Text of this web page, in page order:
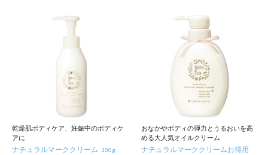
乾燥肌ボディケア、妊娠中のボディケ
アに
ナチュラルマーククリーム 150g
おなかやボディの弾力とうるおいを高
める大人気オイルクリーム
ナチュラルマーククリームお得用